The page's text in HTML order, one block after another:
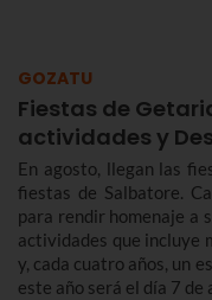
septiembre.
GOZATU
Fiestas de
actividades y
En agosto, llegan las
fiestas de Salbatore.
para rendir homenaje a
actividades que incluye
y, cada cuatro años, un
este año será el día 7 de